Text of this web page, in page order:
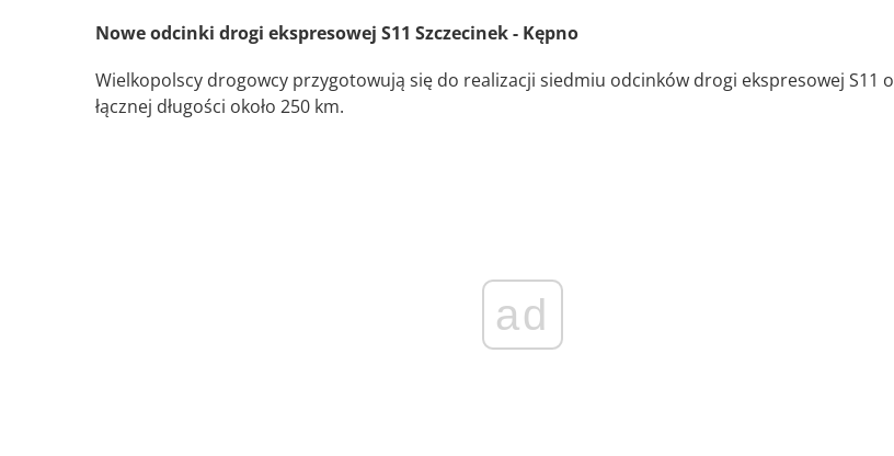
Nowe odcinki drogi ekspresowej S11 Szczecinek - Kępno
Wielkopolscy drogowcy przygotowują się do realizacji siedmiu odcinków drogi ekspresowej S11 o
łącznej długości około 250 km.
ad